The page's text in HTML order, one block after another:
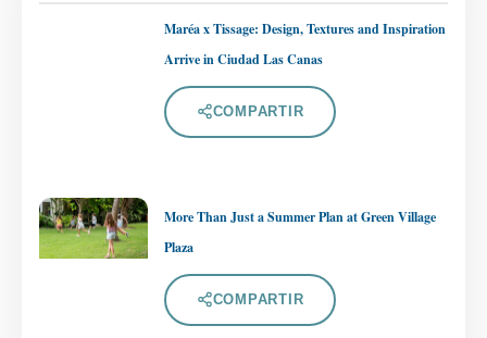
Maréa x Tissage: Design, Textures and Inspiration
Arrive in Ciudad Las Canas
COMPARTIR
More Than Just a Summer Plan at Green Village
Plaza
COMPARTIR